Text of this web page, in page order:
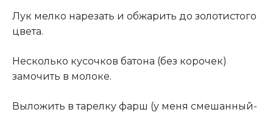
Лук мелко нарезать и обжарить до золотистого
цвета.
Несколько кусочков батона (без корочек)
замочить в молоке.
Выложить в тарелку фарш (у меня смешанный-